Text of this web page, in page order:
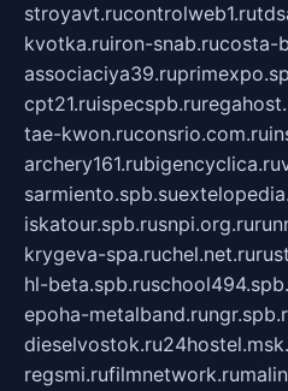
stroyavt.rucontrolweb1.ru
kvotka.ruiron-snab.rucosta-
associaciya39.ru
cpt21.ruispecspb.ru
tae-kwon.ruconsrio.com.ru
archery161.rubigencyclica.ru
sarmiento.spb.su
iskatour.spb.rusnpi.org.ru
krygeva-spa.ruchel.net.ru
hl-beta.spb.ru
epoha-metalband.ru
dieselvostok.ru
regsmi.rufilmnetwork.ru